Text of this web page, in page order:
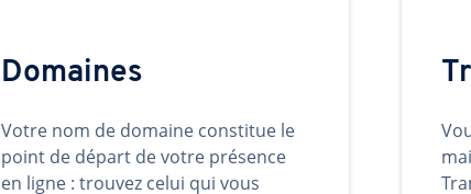
Domaines
Votre nom de domaine constitue le
point de départ de votre présence
en ligne : trouvez celui qui vous